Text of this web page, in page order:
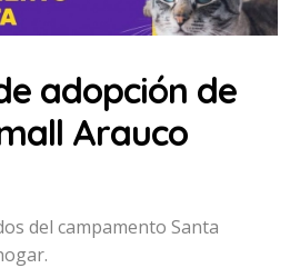
adopción de
Arauco
del campamento Santa